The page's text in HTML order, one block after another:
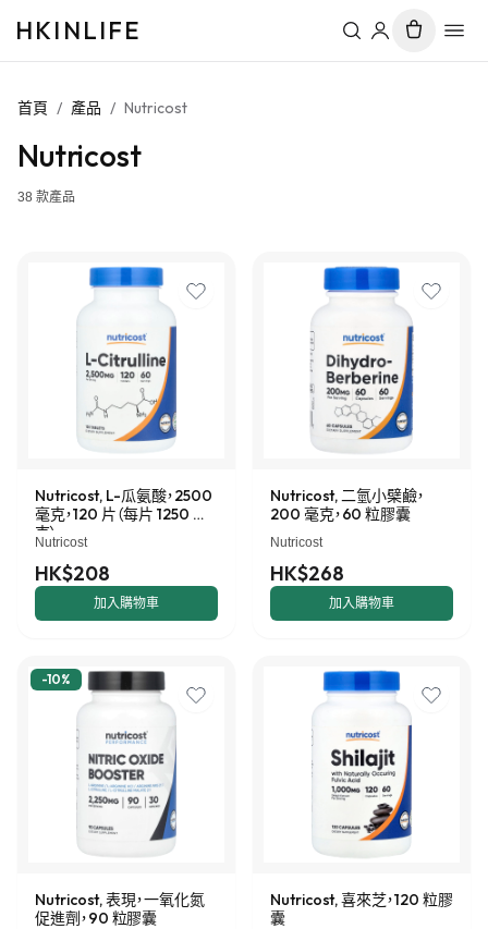
HKINLIFE
首頁 / 產品 / Nutricost
Nutricost
38 款產品
Nutricost, L-瓜氨酸，2500
毫克，120 片（每片 1250 毫
克）
Nutricost
HK$208
加入購物車
Nutricost, 二氫小檗鹼，
200 毫克，60 粒膠囊
Nutricost
HK$268
加入購物車
-10%
Nutricost, 表現，一氧化氮
促進劑，90 粒膠囊
Nutricost, 喜來芝，120 粒膠
囊